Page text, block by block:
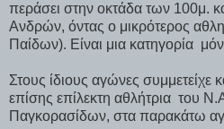
περάσει στην οκτάδα των 100μ.
Ανδρών, όντας ο μικρότερος
Παίδων). Είναι μια κατηγορία
Στους ίδιους αγώνες συμμετείχε
επίσης επίλεκτη αθλήτρια του
Παγκορασίδων, στα παρακάτω